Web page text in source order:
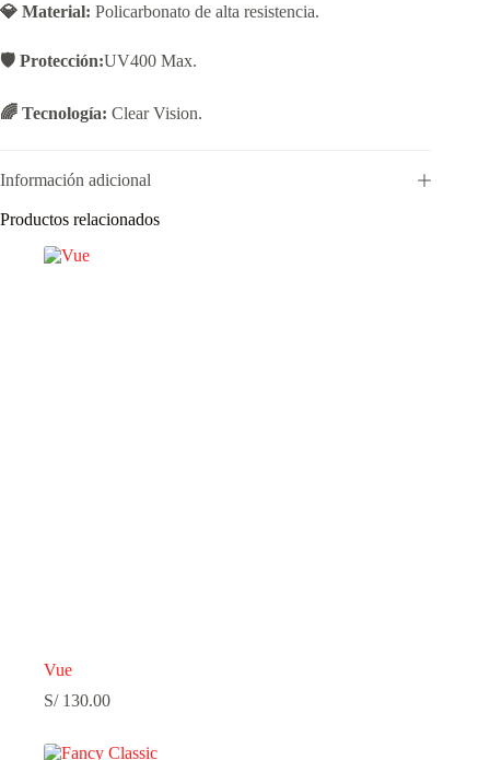
💎 Material: Policarbonato de alta resistencia.
🛡️ Protección:UV400 Max.
🌈 Tecnología: Clear Vision.
Información adicional
Productos relacionados
Vue
S/130.00